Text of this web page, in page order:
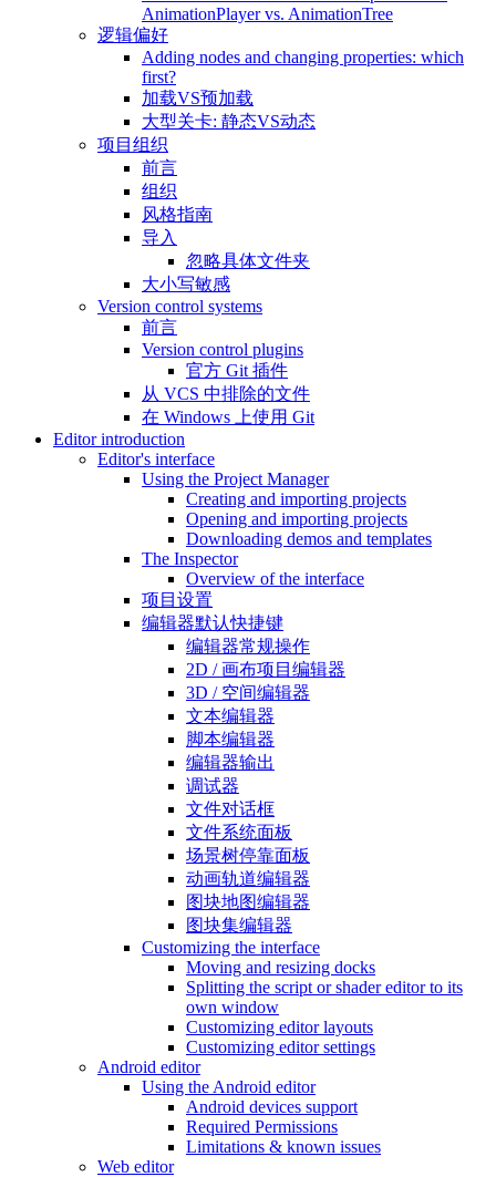
AnimationPlayer vs. AnimationTree
逻辑偏好
Adding nodes and changing properties: which
first?
加载VS预加载
大型关卡: 静态VS动态
项目组织
前言
组织
风格指南
导入
忽略具体文件夹
大小写敏感
Version control systems
前言
Version control plugins
官方 Git 插件
从 VCS 中排除的文件
在 Windows 上使用 Git
Editor introduction
Editor's interface
Using the Project Manager
Creating and importing projects
Opening and importing projects
Downloading demos and templates
The Inspector
Overview of the interface
项目设置
编辑器默认快捷键
编辑器常规操作
2D / 画布项目编辑器
3D / 空间编辑器
文本编辑器
脚本编辑器
编辑器输出
调试器
文件对话框
文件系统面板
场景树停靠面板
动画轨道编辑器
图块地图编辑器
图块集编辑器
Customizing the interface
Moving and resizing docks
Splitting the script or shader editor to its
own window
Customizing editor layouts
Customizing editor settings
Android editor
Using the Android editor
Android devices support
Required Permissions
Limitations & known issues
Web editor